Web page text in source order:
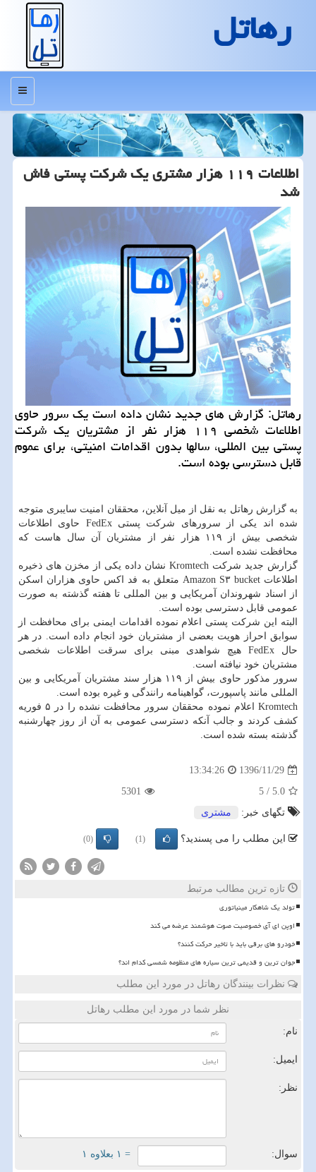
رهاتل
منو
اطلاعات ۱۱۹ هزار مشتری یك شركت پستی فاش
شد
رهاتل: گزارش های جدید نشان داده است یك سرور حاوی
اطلاعات شخصی ۱۱۹ هزار نفر از مشتریان یك شركت
پستی بین المللی، سالها بدون اقدامات امنیتی، برای عموم
قابل دسترسی بوده است.
به گزارش رهاتل به نقل از میل آنلاین، محققان امنیت سایبری متوجه
شده اند یكی از سرورهای شركت پستی FedEx حاوی اطلاعات
شخصی بیش از ۱۱۹ هزار نفر از مشتریان آن سال هاست كه
محافظت نشده است.
گزارش جدید شركت Kromtech نشان داده یكی از مخزن های ذخیره
اطلاعات Amazon S۳ bucket متعلق به فد اكس حاوی هزاران اسكن
از اسناد شهروندان آمریكایی و بین المللی تا هفته گذشته به صورت
عمومی قابل دسترسی بوده است.
البته این شركت پستی اعلام نموده اقدامات ایمنی برای محافظت از
سوابق احراز هویت بعضی از مشتریان خود انجام داده است. در هر
حال FedEx هیچ شواهدی مبنی برای سرقت اطلاعات شخصی
مشتریان خود نیافته است.
سرور مذكور حاوی بیش از ۱۱۹ هزار سند مشتریان آمریكایی و بین
المللی مانند پاسپورت، گواهینامه رانندگی و غیره بوده است.
Kromtech اعلام نموده محققان سرور محافظت نشده را در ۵ فوریه
كشف كردند و جالب آنكه دسترسی عمومی به آن از روز چهارشنبه
گذشته بسته شده است.
1396/11/29
13:34:26
5.0
/
5
5301
تگهای خبر:
مشتری
این مطلب را می پسندید؟ (1)
(0)
تازه ترین مطالب مرتبط
تولد یک شاهکار مینیاتوری
اوپن ای آی خصوصیت صوت هوشمند عرضه می کند
خودرو های برقی باید با تاخیر حرکت کنند؟
جوان ترین و قدیمی ترین سیاره های منظومه شمسی کدام اند؟
نظرات بینندگان رهاتل در مورد این مطلب
نظر شما در مورد این مطلب رهاتل
نام:
ایمیل:
نظر:
سوال: = ۱ بعلاوه ۱